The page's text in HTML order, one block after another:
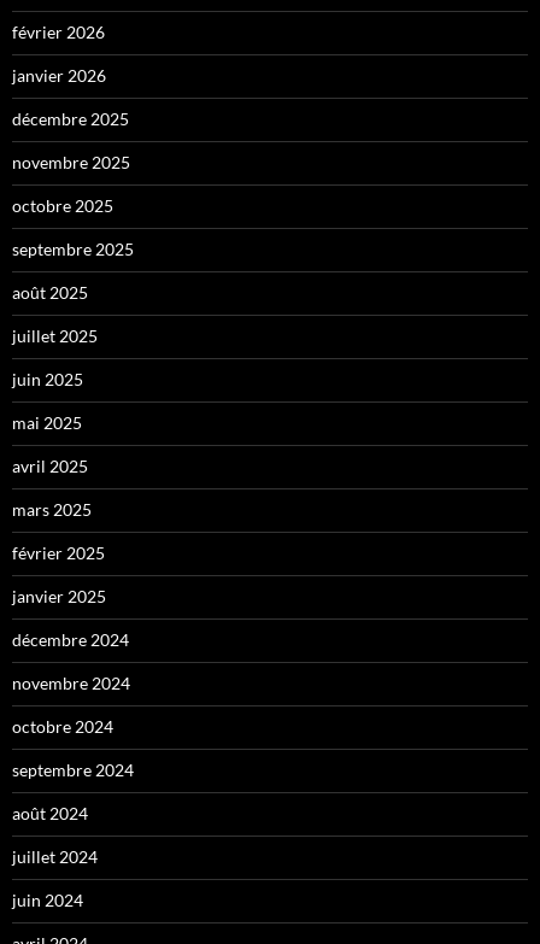
février 2026
janvier 2026
décembre 2025
novembre 2025
octobre 2025
septembre 2025
août 2025
juillet 2025
juin 2025
mai 2025
avril 2025
mars 2025
février 2025
janvier 2025
décembre 2024
novembre 2024
octobre 2024
septembre 2024
août 2024
juillet 2024
juin 2024